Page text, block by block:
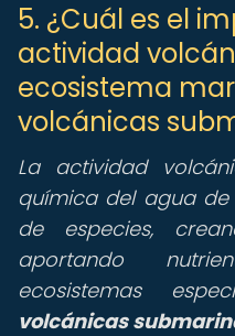
5. ¿Cuál es el
actividad
ecosistema
volcánicas
La actividad
química del agua
de especies,
aportando
ecosistemas
volcánicas